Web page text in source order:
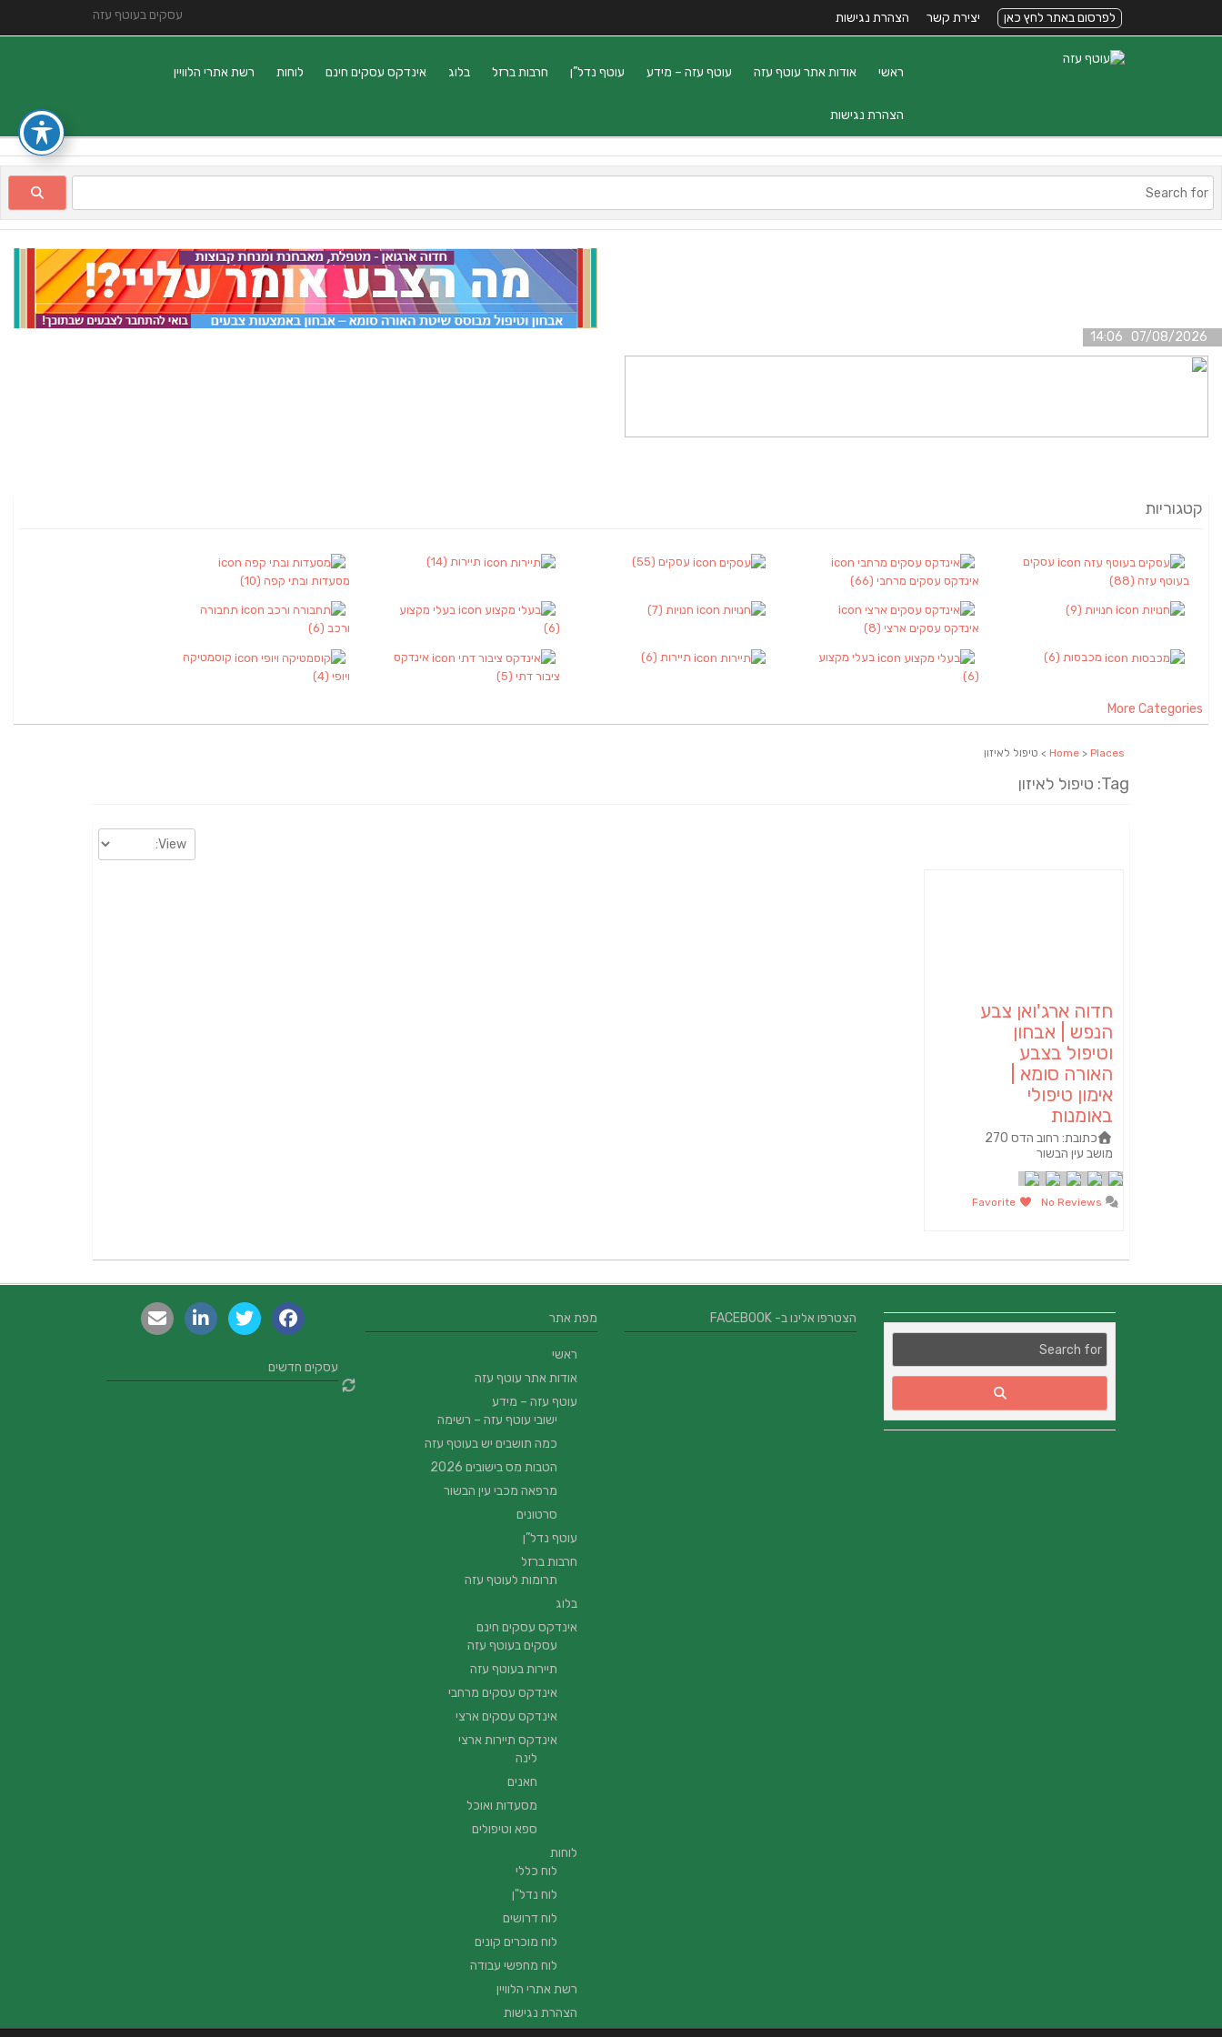
עסקים בעוטף עזה לפרסום באתר לחץ כאן יצירת קשר הצהרת נגישות
ראשי אודות אתר עוטף עזה עוטף עזה – מידע עוטף נדל”ן חרבות ברזל בלוג אינדקס עסקים חינם לוחות רשת אתרי הלוויין
הצהרת נגישות
07/08/2026 14:06
קטגוריות
עסקים
בעוטף עזה (88) אינדקס עסקים מרחבי (66)
עסקים (55) תיירות (14)
מסעדות ובתי קפה (10)
חנויות (9)
אינדקס עסקים ארצי (8)
חנויות (7)
בעלי מקצוע
(6)
תחבורה
ורכב (6)
מכבסות (6)
בעלי מקצוע
(6)
תיירות (6)
אינדקס
ציבור דתי (5)
קוסמטיקה
ויופי (4)
More Categories
Home > Places > טיפול לאיזון
Tag: טיפול לאיזון
חדוה ארג'ואן צבע
הנפש | אבחון
וטיפול בצבע
האורה סומא |
אימון טיפולי
באומנות
כתובת:
רחוב הדס 270
מושב עין הבשור
עסקים חדשים
מפת אתר
ראשי
אודות אתר עוטף עזה
עוטף עזה – מידע
ישובי עוטף עזה – רשימה
כמה תושבים יש בעוטף עזה
הטבות מס בישובים 2026
מרפאה מכבי עין הבשור
סרטונים
עוטף נדל”ן
חרבות ברזל
תרומות לעוטף עזה
בלוג
אינדקס עסקים חינם
עסקים בעוטף עזה
תיירות בעוטף עזה
אינדקס עסקים מרחבי
אינדקס עסקים ארצי
אינדקס תיירות ארצי
לינה
חאנים
מסעדות ואוכל
ספא וטיפולים
לוחות
לוח כללי
לוח נדל"ן
לוח דרושים
לוח מוכרים קונים
לוח מחפשי עבודה
רשת אתרי הלוויין
הצהרת נגישות
הצטרפו אלינו ב- FACEBOOK